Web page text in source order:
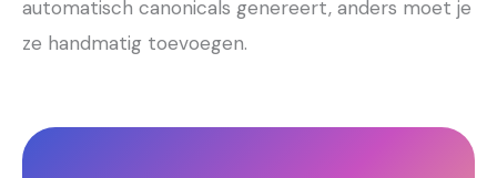
automatisch canonicals genereert, anders moet je
ze handmatig toevoegen.